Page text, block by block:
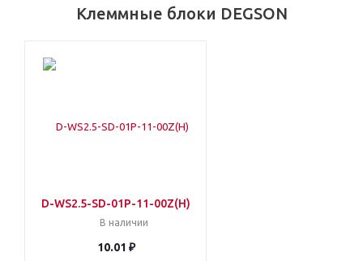
Клеммные блоки DEGSON
D-WS2.5-SD-01P-11-00Z(H)
В наличии
10.01 ₽